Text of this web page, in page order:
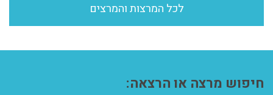
לכל המרצות והמרצים
חיפוש מרצה או הרצאה: